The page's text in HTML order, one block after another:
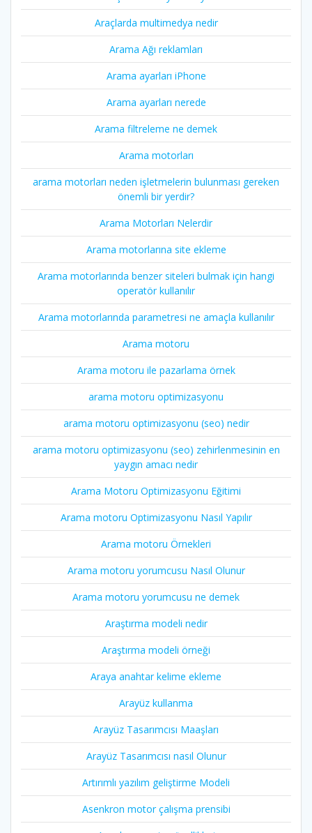
Araçlarda multimedya nedir
Arama Ağı reklamları
Arama ayarları iPhone
Arama ayarları nerede
Arama filtreleme ne demek
Arama motorları
arama motorları neden işletmelerin bulunması gereken
önemli bir yerdir?
Arama Motorları Nelerdir
Arama motorlarına site ekleme
Arama motorlarında benzer siteleri bulmak için hangi
operatör kullanılır
Arama motorlarında parametresi ne amaçla kullanılır
Arama motoru
Arama motoru ile pazarlama örnek
arama motoru optimizasyonu
arama motoru optimizasyonu (seo) nedir
arama motoru optimizasyonu (seo) zehirlenmesinin en
yaygın amacı nedir
Arama Motoru Optimizasyonu Eğitimi
Arama motoru Optimizasyonu Nasıl Yapılır
Arama motoru Örnekleri
Arama motoru yorumcusu Nasıl Olunur
Arama motoru yorumcusu ne demek
Araştırma modeli nedir
Araştırma modeli örneği
Araya anahtar kelime ekleme
Arayüz kullanma
Arayüz Tasarımcısı Maaşları
Arayüz Tasarımcısı nasıl Olunur
Artırımlı yazılım geliştirme Modeli
Asenkron motor çalışma prensibi